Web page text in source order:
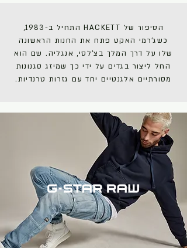
הסיפור של HACKETT התחיל ב-1983,
כשג'רמי האקט פתח את החנות הראשונה
שלו על דרך המלך בצ'לסי, אנגליה. שם הוא
החל ליצור בגדים על ידי כך שמיזג סגנונות
מסורתיים אלגנטיים יחד עם גזרות טרנדיות.